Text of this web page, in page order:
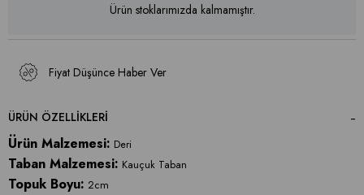
Ürün stoklarımızda kalmamıştır.
Fiyat Düşünce Haber Ver
ÜRÜN ÖZELLIKLERI
Ürün Malzemesi: Deri
Taban Malzemesi: Kauçuk Taban
Topuk Boyu: 2cm